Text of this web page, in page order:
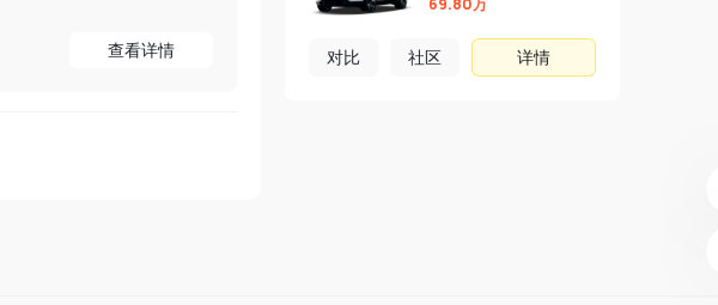
查看详情 对比 社区 详情